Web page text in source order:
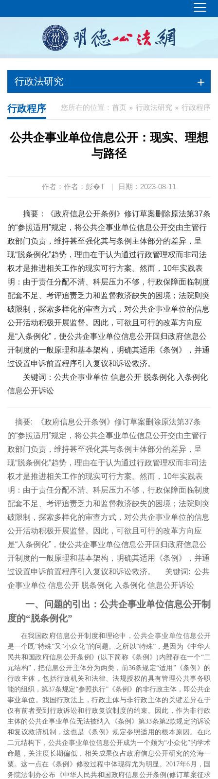
行政法研究
您所在的位置： 首页 行政法研究 行政程序
行政程序
公共企事业单位信息公开：现实、理想
与路径
作者：作者：彭�T | 日期：2023-08-11
摘要：《政府信息公开条例》修订草案删除原法第37条
的“参照适用”规定，将公共企事业单位信息公开交由主管行
政部门负责，维持甚至强化其与条例主体部分的差异，呈
现“脱条例化”趋势，理由在于认为通过行政管理权而非司法
权才是推进相关工作的现实可行方案。然而，10年实践表
明：由于责任分配不清、科层压力不够，行政保障面临制度
配套不足、考评追责乏力和监督救济缺失的困境；法院则突
破限制，探索多样化的审查方式，对公共企事业单位的信息
公开活动积极开展监督。因此，可欲且可行的改革方向应
是“入条例化”，使公共企事业单位信息公开回归政府信息公
开制度的一般原理和基本架构，明确其适用《条例》，并通
过设置申诉前置程序引入复议和诉讼救济。
关键词：公共企事业单位 信息公开 脱条例化 入条例化
信息公开诉讼
摘要:
《政府信息公开条例》修订草案删除原法第37条
的“参照适用”规定，将公共企事业单位信息公开交由主管行
政部门负责，维持甚至强化其与条例主体部分的差异，呈
现“脱条例化”趋势，理由在于认为通过行政管理权而非司法
权才是推进相关工作的现实可行方案。然而，10年实践表
明：由于责任分配不清、科层压力不够，行政保障面临制度
配套不足、考评追责乏力和监督救济缺失的困境；法院则突
破限制，探索多样化的审查方式，对公共企事业单位的信息
公开活动积极开展监督。因此，可欲且可行的改革方向应
是“入条例化”，使公共企事业单位信息公开回归政府信息公
开制度的一般原理和基本架构，明确其适用《条例》，并通
过设置申诉前置程序引入复议和诉讼救济。
关键词: 公共
企事业单位 信息公开 脱条例化 入条例化 信息公开诉讼
一、问题的引出：公共企事业单位信息公开制
度的“脱条例化”
在我国政府信息公开制度和理论中，公共企事业单位信息公开
是一个既“特殊”又“小众化”的问题。 之所以“特殊”，是因为《中华人
民共和国政府信息公开条例》( 以下简称《条例》) 内部存在一个“二
元结构”，把信息公开主体分为两类，前36条规定“适用”《条例》的
行政主体，包括行政机关和法律、法规授权的具有管理公共事务职
能的组织，第37条规定“参照执行”《条例》的非行政主体，即公共企
事业单位。我国行政法上，行政主体与非行政主体的关键差异在于
仅有前者受到行政诉讼和行政复议制度的约束。因此，作为非行政
主体的公共企事业单位无法被纳入《条例》第33条第2款规定的诉讼
和复议救济机制，这也是《条例》规定参照适用的根本原因。 在此
二元结构下，公共企事业单位信息公开成为一个颇为“小众化”的学术
命题，关注度长期偏低，相关成果仅占政府信息公开研究的沧海一
粟。这一点在《条例》修改过程中体现得尤为明显。 2017年6 月，国
务院法制办公布《中华人民共和国政府信息公开条例 (修订草案征求